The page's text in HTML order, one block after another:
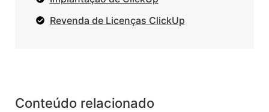
Revenda de Licenças ClickUp
Conteúdo relacionado